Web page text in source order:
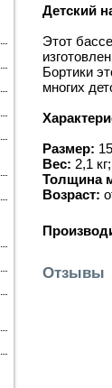
Детский
Этот
Бортики
многих
Размер:
Вес: 2,1 кг;
Толщина
Возраст:
Отзывы